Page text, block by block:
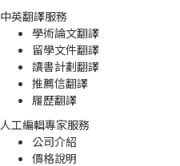
中英翻譯服務
學術論文翻譯
留學文件翻譯
讀書計劃翻譯
推薦信翻譯
履歷翻譯
人工編輯專家服務
公司介紹
價格說明